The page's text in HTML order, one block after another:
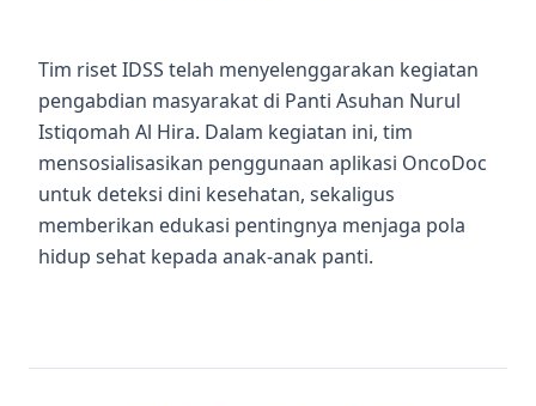
Tim riset IDSS telah menyelenggarakan kegiatan
pengabdian masyarakat di Panti Asuhan Nurul
Istiqomah Al Hira. Dalam kegiatan ini, tim
mensosialisasikan penggunaan aplikasi OncoDoc
untuk deteksi dini kesehatan, sekaligus
memberikan edukasi pentingnya menjaga pola
hidup sehat kepada anak-anak panti.